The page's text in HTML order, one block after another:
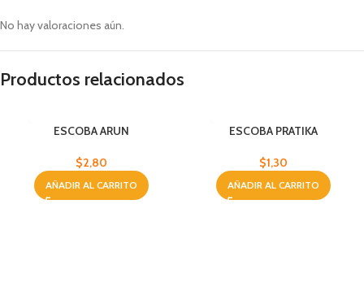
No hay valoraciones aún.
Productos relacionados
ESCOBA ARUN
$2,80
AÑADIR AL CARRITO
ESCOBA PRATIKA
$1,30
AÑADIR AL CARRITO